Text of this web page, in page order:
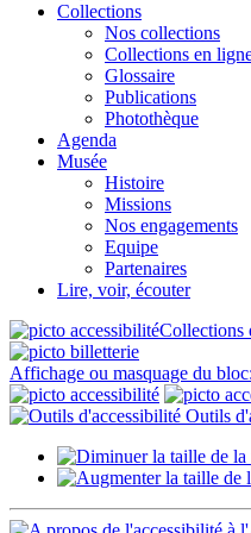
Collections
Nos collections
Collections en
Glossaire
Publications
Photothèque
Agenda
Musée
Histoire
Missions
Nos engagements
Equipe
Partenaires
Lire, voir, écouter
Collections
Affichage ou masquage du bloc:
Outils